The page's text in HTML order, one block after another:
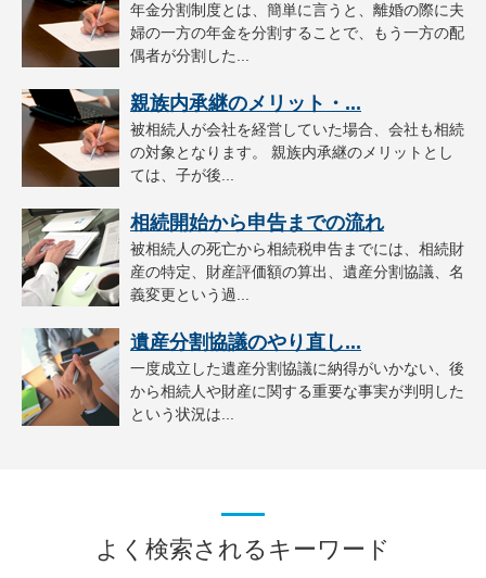
年金分割制度とは、簡単に言うと、離婚の際に夫
婦の一方の年金を分割することで、もう一方の配
偶者が分割した...
親族内承継のメリット・...
被相続人が会社を経営していた場合、会社も相続
の対象となります。 親族内承継のメリットとし
ては、子が後...
相続開始から申告までの流れ
被相続人の死亡から相続税申告までには、相続財
産の特定、財産評価額の算出、遺産分割協議、名
義変更という過...
遺産分割協議のやり直し...
一度成立した遺産分割協議に納得がいかない、後
から相続人や財産に関する重要な事実が判明した
という状況は...
よく検索されるキーワード